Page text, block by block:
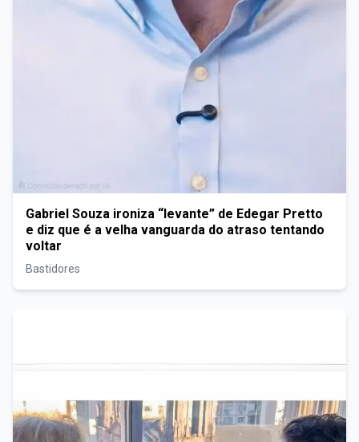
Gabriel Souza ironiza “levante” de Edegar Pretto
e diz que é a velha vanguarda do atraso tentando
voltar
Bastidores